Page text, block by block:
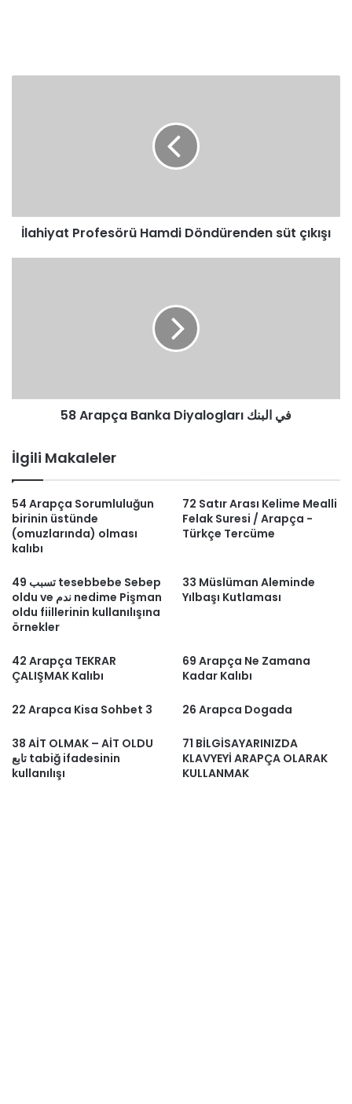
İlahiyat Profesörü Hamdi Döndürenden süt çıkışı
58 Arapça Banka Diyalogları في البنك
İlgili Makaleler
54 Arapça Sorumluluğun
birinin üstünde
(omuzlarında) olması
kalıbı
72 Satır Arası Kelime Mealli
Felak Suresi / Arapça -
Türkçe Tercüme
تسبب 49 tesebbebe Sebep
oldu ve ندم nedime Pişman
oldu fiillerinin kullanılışına
örnekler
33 Müslüman Aleminde
Yılbaşı Kutlaması
42 Arapça TEKRAR
ÇALIŞMAK Kalıbı
69 Arapça Ne Zamana
Kadar Kalıbı
22 Arapca Kisa Sohbet 3 26 Arapca Dogada
38 AİT OLMAK – AİT OLDU
تابع tabiğ ifadesinin
kullanılışı
71 BİLGİSAYARINIZDA
KLAVYEYİ ARAPÇA OLARAK
KULLANMAK